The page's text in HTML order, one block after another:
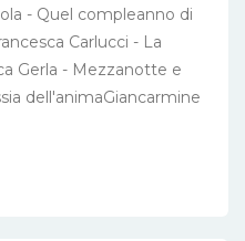
- Quel compleanno di
Carlucci - La
Gerla - Mezzanotte e
dell'animaGiancarmine